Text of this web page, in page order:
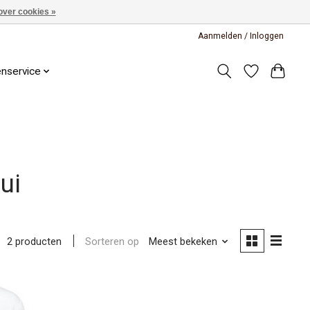
Aanmelden / Inloggen
2 producten Sorteren op Meest bekeken
cookies »